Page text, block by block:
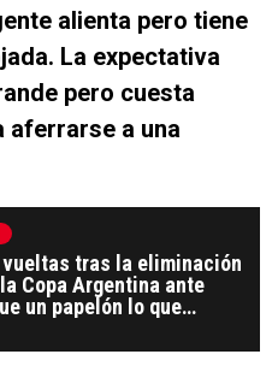
alienta pero tiene
La expectativa
pero cuesta
aferrarse a una
tras la eliminación
Copa Argentina ante
un papelón lo que